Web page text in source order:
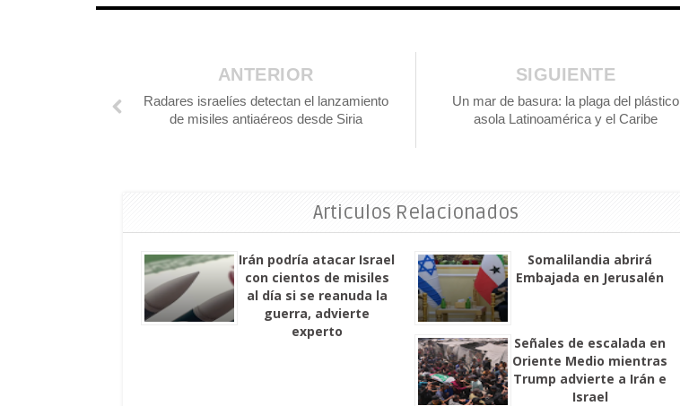
SIGUIENTE
Un mar de basura: la plaga del plástico
asola Latinoamérica y el Caribe
ANTERIOR
Radares israelíes detectan el lanzamiento
de misiles antiaéreos desde Siria
Articulos Relacionados
Irán podría atacar Israel
con cientos de misiles
al día si se reanuda la
guerra, advierte
experto
Somalilandia abrirá
Embajada en Jerusalén
Señales de escalada en
Oriente Medio mientras
Trump advierte a Irán e
Israel